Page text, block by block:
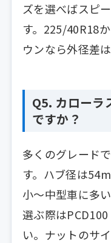
ズを選べばスピ
す。225/40R18
ウンなら外径差
Q5. カローラ
ですか？
多くのグレード
す。ハブ径は
小〜中型車に多
選ぶ際は
い。ナットのサ